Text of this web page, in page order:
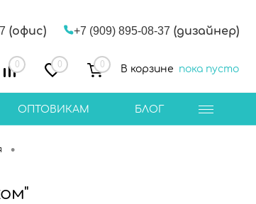
(офис) +7 (909) 895-08-37 (дизайнер)
0 0 0 В корзине пока пусто
ОПТОВИКАМ БЛОГ
•